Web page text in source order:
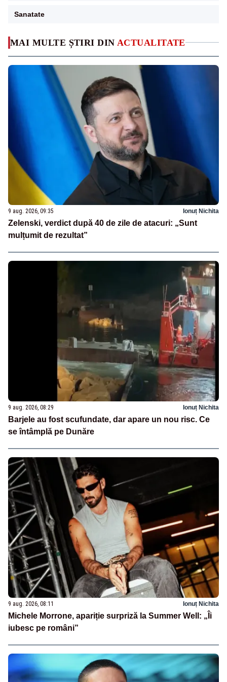
MAI MULTE ȘTIRI DIN ACTUALITATE
9 aug. 2026, 09:35 Ionuț Nichita
Zelenski, verdict după 40 de zile de atacuri: „Sunt
mulțumit de rezultat”
9 aug. 2026, 08:29 Ionuț Nichita
Barjele au fost scufundate, dar apare un nou risc. Ce
se întâmplă pe Dunăre
9 aug. 2026, 08:11 Ionuț Nichita
Michele Morrone, apariție surpriză la Summer Well: „Îi
iubesc pe români”
Sanatate